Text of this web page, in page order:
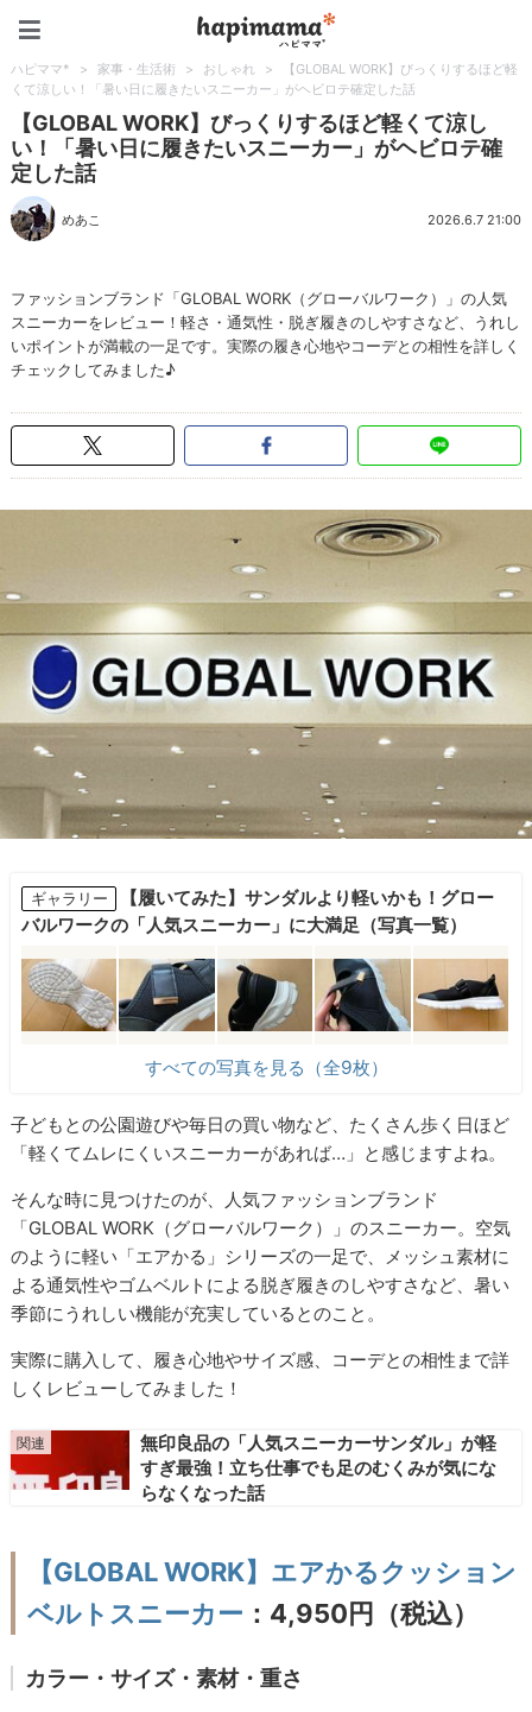
ハピママ* > 家事・生活術 > おしゃれ >
【GLOBAL WORK】びっくりするほど軽
くて涼しい！「暑い日に履きたいスニーカー」がヘビロテ確定した話
【GLOBAL WORK】びっくりするほど軽くて涼し
い！「暑い日に履きたいスニーカー」がヘビロテ確
定した話
めあこ 2026.6.7 21:00
ファッションブランド「GLOBAL WORK（グローバルワーク）」の人気
スニーカーをレビュー！軽さ・通気性・脱ぎ履きのしやすさなど、うれし
いポイントが満載の一足です。実際の履き心地やコーデとの相性を詳しく
チェックしてみました♪
ギャラリー
【履いてみた】サンダルより軽いかも！グロー
バルワークの「人気スニーカー」に大満足（写真一覧）
すべての写真を見る（全9枚）
子どもとの公園遊びや毎日の買い物など、たくさん歩く日ほど
「軽くてムレにくいスニーカーがあれば…」と感じますよね。
そんな時に見つけたのが、人気ファッションブランド
「GLOBAL WORK（グローバルワーク）」のスニーカー。空気
のように軽い「エアかる」シリーズの一足で、メッシュ素材に
よる通気性やゴムベルトによる脱ぎ履きのしやすさなど、暑い
季節にうれしい機能が充実しているとのこと。
実際に購入して、履き心地やサイズ感、コーデとの相性まで詳
しくレビューしてみました！
無印良品の「人気スニーカーサンダル」が軽
すぎ最強！立ち仕事でも足のむくみが気にな
らなくなった話
【GLOBAL WORK】エアかるクッション
ベルトスニーカー ：4,950円（税込）
カラー・サイズ・素材・重さ